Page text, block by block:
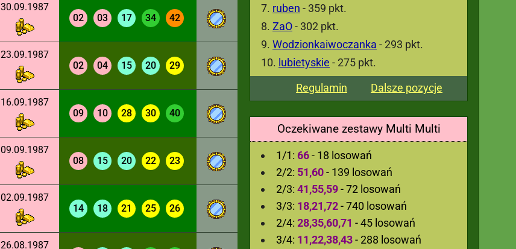
ruben - 359 pkt.
ZaO- 302 pkt.
Wodzionkaiwoczanka - 293 pkt.
lubietyskie - 275 pkt.
Regulamin
Dalsze pozycje
Oczekiwane zestawy Multi Multi
1/1: 66- 18 losowań
2/2: 51,60- 139 losowań
2/3: 41,55,59- 72 losowań
3/3: 18,21,72- 740 losowań
2/4: 28,35,60,71 - 45 losowań
3/4: 11,22,38,43- 288 losowań
30.09.1987
02
03 17 34 42
23.09.1987
02
04 15 20 29
16.09.1987
09
10 28 30 40
09.09.1987
08
15 20 22 23
02.09.1987
14
18 21 25 26
26.08.1987